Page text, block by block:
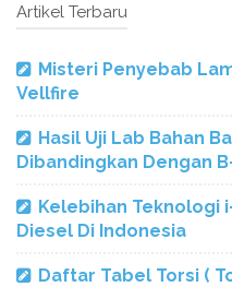
Artikel Terbaru
Misteri Penyebab
Vellfire
Hasil Uji Lab Bahan
Dibandingkan Dengan
Kelebihan Teknologi
Diesel Di Indonesia
Daftar Tabel Torsi (